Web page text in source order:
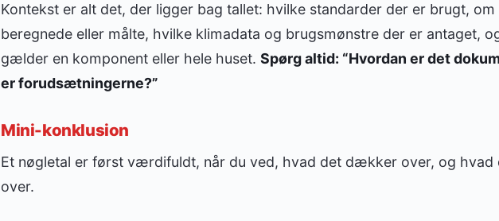
Kontekst er alt det, der ligger bag tallet: hvilke standarder der er brugt,
beregnede eller målte, hvilke klimadata og brugsmønstre der er antaget,
gælder en komponent eller hele huset. Spørg altid: “Hvordan er det
er forudsætningerne?”
Mini-konklusion
Et nøgletal er først værdifuldt, når du ved, hvad det dækker over, og
over.